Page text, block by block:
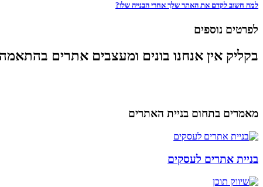
למה חשוב לקדם את האתר שלך אחרי הבנייה שלו?
לפרטים נוספים
בקליק אין אנחנו בונים ומעצבים אתרים
מאמרים בתחום בניית האתרים
בניית אתרים לעסקים